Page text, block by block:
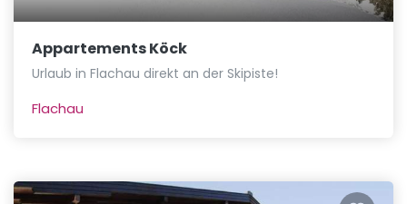
Appartements Köck
Urlaub in Flachau direkt an der Skipiste!
Flachau